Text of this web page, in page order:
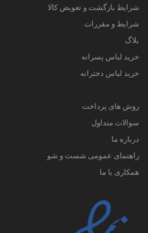
شرایط بازگشت و تعویض کالا
شرایط و مقررات
بلاگ
خرید لباس پسرانه
خرید لباس دخترانه
روش های پرداخت
سوالات متداول
درباره ما
راهنمای عمومی شست و شو
همکاری با ما